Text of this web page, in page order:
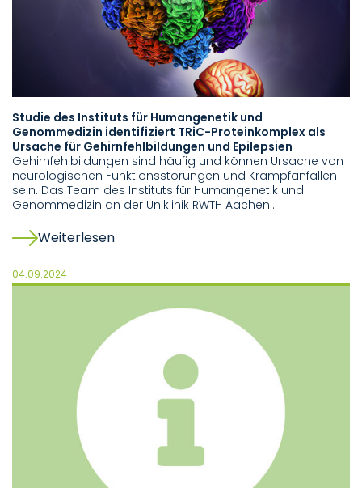
Studie des Instituts für Humangenetik und
Genommedizin identifiziert TRiC-Proteinkomplex als
Ursache für Gehirnfehlbildungen und Epilepsien
Gehirnfehlbildungen sind häufig und können Ursache von
neurologischen Funktionsstörungen und Krampfanfällen
sein. Das Team des Instituts für Humangenetik und
Genommedizin an der Uniklinik RWTH Aachen…
Weiterlesen
04.09.2024